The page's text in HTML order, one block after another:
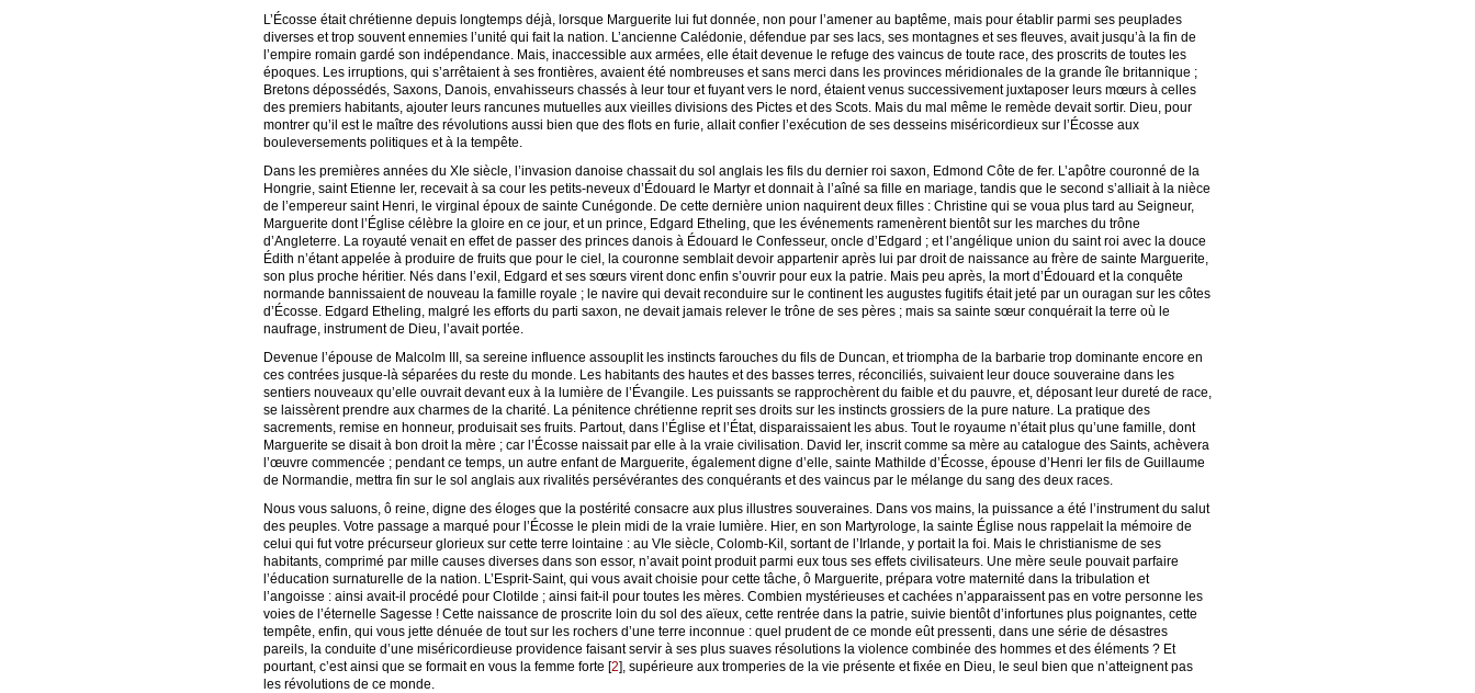
L’Écosse était chrétienne depuis longtemps déjà, lorsque Marguerite lui fut donnée, non pour l’amener au baptême, mais pour établir parmi ses peuplades
diverses et trop souvent ennemies l’unité qui fait la nation. L’ancienne Calédonie, défendue par ses lacs, ses montagnes et ses fleuves, avait jusqu’à la fin de
l’empire romain gardé son indépendance. Mais, inaccessible aux armées, elle était devenue le refuge des vaincus de toute race, des proscrits de toutes les
époques. Les irruptions, qui s’arrêtaient à ses frontières, avaient été nombreuses et sans merci dans les provinces méridionales de la grande île britannique ;
Bretons dépossédés, Saxons, Danois, envahisseurs chassés à leur tour et fuyant vers le nord, étaient venus successivement juxtaposer leurs mœurs à celles
des premiers habitants, ajouter leurs rancunes mutuelles aux vieilles divisions des Pictes et des Scots. Mais du mal même le remède devait sortir. Dieu, pour
montrer qu’il est le maître des révolutions aussi bien que des flots en furie, allait confier l’exécution de ses desseins miséricordieux sur l’Écosse aux
bouleversements politiques et à la tempête.
Dans les premières années du XIe siècle, l’invasion danoise chassait du sol anglais les fils du dernier roi saxon, Edmond Côte de fer. L’apôtre couronné de la
Hongrie, saint Etienne Ier, recevait à sa cour les petits-neveux d’Édouard le Martyr et donnait à l’aîné sa fille en mariage, tandis que le second s’alliait à la nièce
de l’empereur saint Henri, le virginal époux de sainte Cunégonde. De cette dernière union naquirent deux filles : Christine qui se voua plus tard au Seigneur,
Marguerite dont l’Église célèbre la gloire en ce jour, et un prince, Edgard Etheling, que les événements ramenèrent bientôt sur les marches du trône
d’Angleterre. La royauté venait en effet de passer des princes danois à Édouard le Confesseur, oncle d’Edgard ; et l’angélique union du saint roi avec la douce
Édith n’étant appelée à produire de fruits que pour le ciel, la couronne semblait devoir appartenir après lui par droit de naissance au frère de sainte Marguerite,
son plus proche héritier. Nés dans l’exil, Edgard et ses sœurs virent donc enfin s’ouvrir pour eux la patrie. Mais peu après, la mort d’Édouard et la conquête
normande bannissaient de nouveau la famille royale ; le navire qui devait reconduire sur le continent les augustes fugitifs était jeté par un ouragan sur les côtes
d’Écosse. Edgard Etheling, malgré les efforts du parti saxon, ne devait jamais relever le trône de ses pères ; mais sa sainte sœur conquérait la terre où le
naufrage, instrument de Dieu, l’avait portée.
Devenue l’épouse de Malcolm III, sa sereine influence assouplit les instincts farouches du fils de Duncan, et triompha de la barbarie trop dominante encore en
ces contrées jusque-là séparées du reste du monde. Les habitants des hautes et des basses terres, réconciliés, suivaient leur douce souveraine dans les
sentiers nouveaux qu’elle ouvrait devant eux à la lumière de l’Évangile. Les puissants se rapprochèrent du faible et du pauvre, et, déposant leur dureté de race,
se laissèrent prendre aux charmes de la charité. La pénitence chrétienne reprit ses droits sur les instincts grossiers de la pure nature. La pratique des
sacrements, remise en honneur, produisait ses fruits. Partout, dans l’Église et l’État, disparaissaient les abus. Tout le royaume n’était plus qu’une famille, dont
Marguerite se disait à bon droit la mère ; car l’Écosse naissait par elle à la vraie civilisation. David Ier, inscrit comme sa mère au catalogue des Saints, achèvera
l’œuvre commencée ; pendant ce temps, un autre enfant de Marguerite, également digne d’elle, sainte Mathilde d’Écosse, épouse d’Henri Ier fils de Guillaume
de Normandie, mettra fin sur le sol anglais aux rivalités persévérantes des conquérants et des vaincus par le mélange du sang des deux races.
Nous vous saluons, ô reine, digne des éloges que la postérité consacre aux plus illustres souveraines. Dans vos mains, la puissance a été l’instrument du salut
des peuples. Votre passage a marqué pour l’Écosse le plein midi de la vraie lumière. Hier, en son Martyrologe, la sainte Église nous rappelait la mémoire de
celui qui fut votre précurseur glorieux sur cette terre lointaine : au VIe siècle, Colomb-Kil, sortant de l’Irlande, y portait la foi. Mais le christianisme de ses
habitants, comprimé par mille causes diverses dans son essor, n’avait point produit parmi eux tous ses effets civilisateurs. Une mère seule pouvait parfaire
l’éducation surnaturelle de la nation. L’Esprit-Saint, qui vous avait choisie pour cette tâche, ô Marguerite, prépara votre maternité dans la tribulation et
l’angoisse : ainsi avait-il procédé pour Clotilde ; ainsi fait-il pour toutes les mères. Combien mystérieuses et cachées n’apparaissent pas en votre personne les
voies de l’éternelle Sagesse ! Cette naissance de proscrite loin du sol des aïeux, cette rentrée dans la patrie, suivie bientôt d’infortunes plus poignantes, cette
tempête, enfin, qui vous jette dénuée de tout sur les rochers d’une terre inconnue : quel prudent de ce monde eût pressenti, dans une série de désastres
pareils, la conduite d’une miséricordieuse providence faisant servir à ses plus suaves résolutions la violence combinée des hommes et des éléments ? Et
pourtant, c’est ainsi que se formait en vous la femme forte [2], supérieure aux tromperies de la vie présente et fixée en Dieu, le seul bien que n’atteignent pas
les révolutions de ce monde.